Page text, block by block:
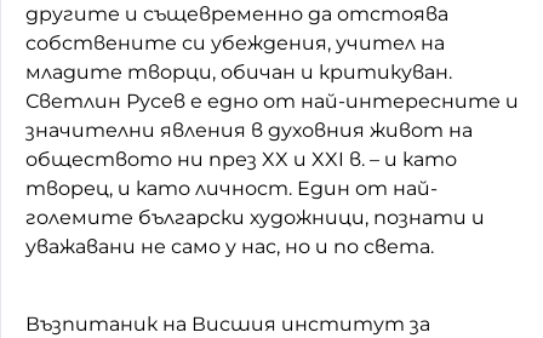
другите и същевременно да отстоява
собствените си убеждения, учител на
младите творци, обичан и критикуван.
Светлин Русев е едно от най-интересните и
значителни явления в духовния живот на
обществото ни през XX и XXI в. – и като
творец, и като личност. Един от най-
големите български художници, познати и
уважавани не само у нас, но и по света.
Възпитаник на Висшия институт за